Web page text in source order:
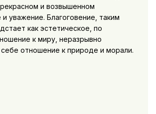
и возвышенном
и уважение. Благоговение, таким
как эстетическое, по
к миру, неразрывно
отношение к природе и морали.